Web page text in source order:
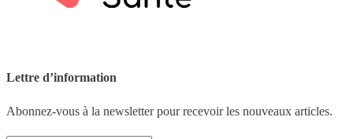
Lettre d’information
Abonnez-vous à la newsletter pour recevoir les nouveaux articles.